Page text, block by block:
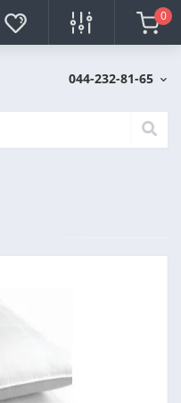
0
044-232-81-65